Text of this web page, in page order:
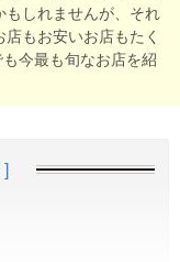
もしれませんが、それ
もお安いお店もたく
今最も旬なお店を紹